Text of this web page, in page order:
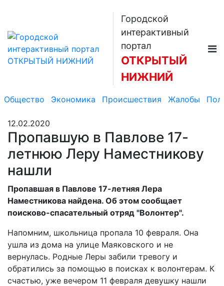
Городской
интерактивный
портал
ОТКРЫТЫЙ
НИЖНИЙ
Общество Экономика Происшествия Жалобы
12.02.2020
Пропавшую в Павлове 17-
летнюю Леру Наместникову
нашли
Пропавшая в Павлове 17-летняя Лера
Наместникова найдена. Об этом сообщает
поисково-спасательный отряд "Волонтер".
Напомним, школьница пропала 10 февраля. Она
ушла из дома на улице Маяковского и не
вернулась. Родные Леры забили тревогу и
обратились за помощью в поисках к волонтерам. К
счастью, уже вечером 11 февраля девушку нашли